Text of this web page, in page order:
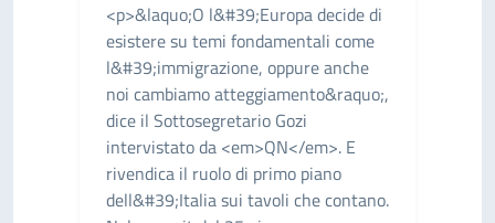
<p>&laquo;O l&#39;Europa decide di
esistere su temi fondamentali come
l&#39;immigrazione, oppure anche
noi cambiamo atteggiamento&raquo;,
dice il Sottosegretario Gozi
intervistato da <em>QN</em>. E
rivendica il ruolo di primo piano
dell&#39;Italia sui tavoli che contano.